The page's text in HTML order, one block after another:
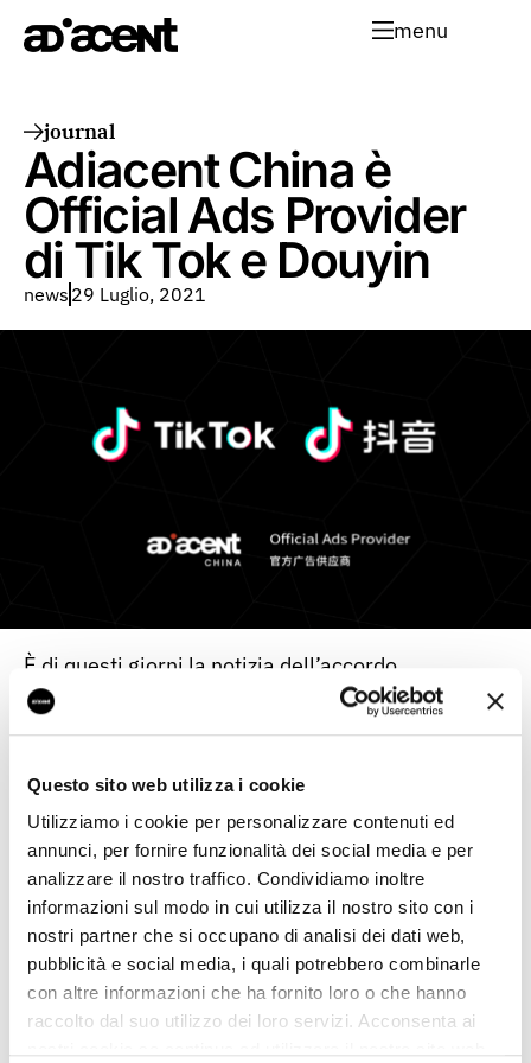
Questo sito web utilizza i cookie
Utilizziamo i cookie per personalizzare contenuti ed
annunci, per fornire funzionalità dei social media e per
analizzare il nostro traffico. Condividiamo inoltre
informazioni sul modo in cui utilizza il nostro sito con i
nostri partner che si occupano di analisi dei dati web,
pubblicità e social media, i quali potrebbero combinarle
con altre informazioni che ha fornito loro o che hanno
raccolto dal suo utilizzo dei loro servizi. Acconsenta ai
menu
journal
Adiacent China è
Official Ads Provider
di Tik Tok e Douyin
news 29 Luglio, 2021
È di questi giorni la notizia dell’accordo
tra Adiacent China, la nostra azienda con sede a
Shanghai, e
, società cinese
proprietaria diTik Tok, Douyine molte altre
che siaTik TokcheDouyin– rispettivamente la
versione internazionale e cinese
della piattaforma di short video – sonole app più
scaricatenei rispettivi mercati e hanno conosciuto
negli ultimi mesi una crescita impressionante. Ed
è proprio per l’ampia diffusione che le aziende
hanno iniziato a investire nella piattaforma
cercando di accaparrarsi spazi adeguati.